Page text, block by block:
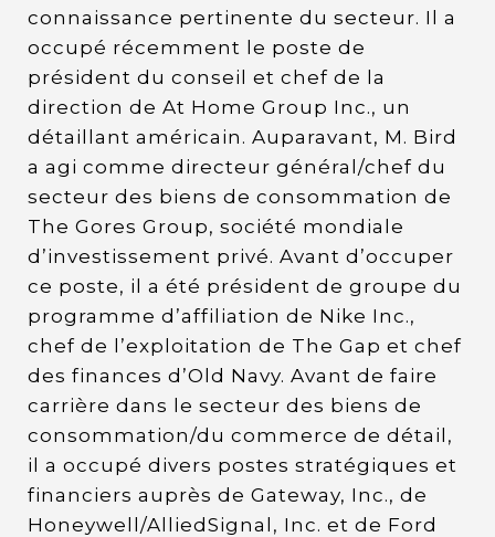
connaissance pertinente du secteur. Il a
occupé récemment le poste de
président du conseil et chef de la
direction de At Home Group Inc., un
détaillant américain. Auparavant, M. Bird
a agi comme directeur général/chef du
secteur des biens de consommation de
The Gores Group, société mondiale
d’investissement privé. Avant d’occuper
ce poste, il a été président de groupe du
programme d’affiliation de Nike Inc.,
chef de l’exploitation de The Gap et chef
des finances d’Old Navy. Avant de faire
carrière dans le secteur des biens de
consommation/du commerce de détail,
il a occupé divers postes stratégiques et
financiers auprès de Gateway, Inc., de
Honeywell/AlliedSignal, Inc. et de Ford